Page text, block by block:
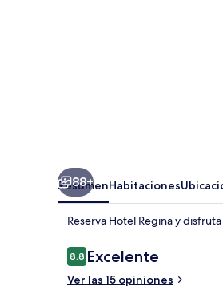
88+
ResumenHabitaciones
Reserva Hotel Regina y
Opiniones
8.88.8 de 10,
Excelente
Ver las 15 opiniones